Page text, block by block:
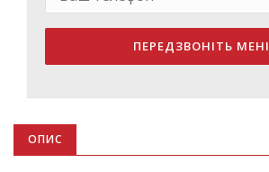
ПЕРЕДЗВОНІТЬ МЕНІ
ОПИС